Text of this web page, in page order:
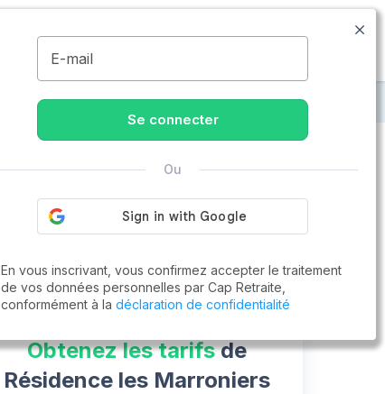
09.77.55.73.00
Résidence les Marroniers
Cap Retraite vous aide à trouver un emploi
Obtenez les tarifsde
Résidence les Marroniers
E-mail
Se connecter
Ou
En vous inscrivant, vous confirmez accepter le traitement
de vos données personnelles par Cap Retraite,
conformément à la déclaration de confidentialité